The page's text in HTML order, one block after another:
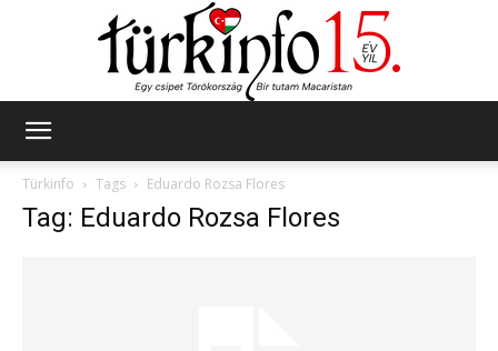
Türkinfo
Tags Eduardo Rozsa Flores
Tag: Eduardo Rozsa Flores